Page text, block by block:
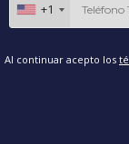
+1
Al continuar acepto los